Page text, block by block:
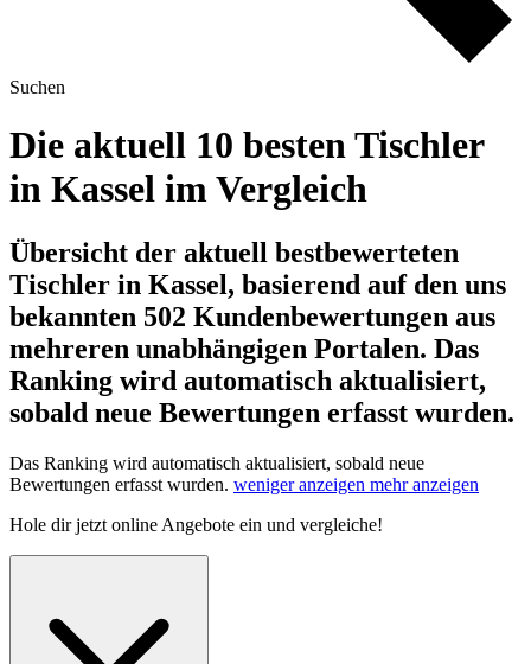
Suchen
Die aktuell 10 besten Tischler
in Kassel im Vergleich
Übersicht der aktuell bestbewerteten
Tischler in Kassel, basierend auf den uns
bekannten 502 Kundenbewertungen aus
mehreren unabhängigen Portalen. Das
Ranking wird automatisch aktualisiert,
sobald neue Bewertungen erfasst wurden.
Das Ranking wird automatisch aktualisiert, sobald neue
Bewertungen erfasst wurden. weniger anzeigen mehr anzeigen
Hole dirjetzt online Angebote ein und vergleiche!